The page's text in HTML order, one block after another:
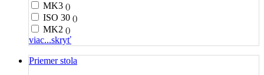
MK3 ()
ISO 30 ()
MK2 ()
viac...skryť
Priemer stola